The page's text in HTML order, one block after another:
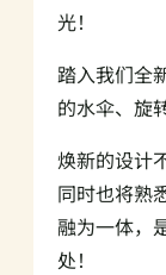
光！
踏入我们全
的水伞、旋
焕新的设计
同时也将熟
融为一体，
处！